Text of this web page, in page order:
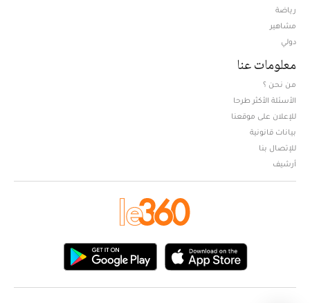
رياضة
مشاهير
دولي
معلومات عنا
من نحن ؟
الأسئلة الأكثر طرحا
للإعلان على موقعنا
بيانات قانونية
للإتصال بنا
أرشيف